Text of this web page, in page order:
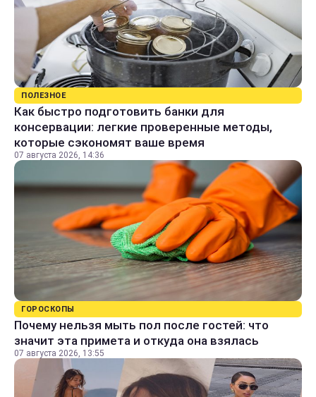
ПОЛЕЗНОЕ
Как быстро подготовить банки для
консервации: легкие проверенные методы,
которые сэкономят ваше время
07 августа 2026, 14:36
ГОРОСКОПЫ
Почему нельзя мыть пол после гостей: что
значит эта примета и откуда она взялась
07 августа 2026, 13:55